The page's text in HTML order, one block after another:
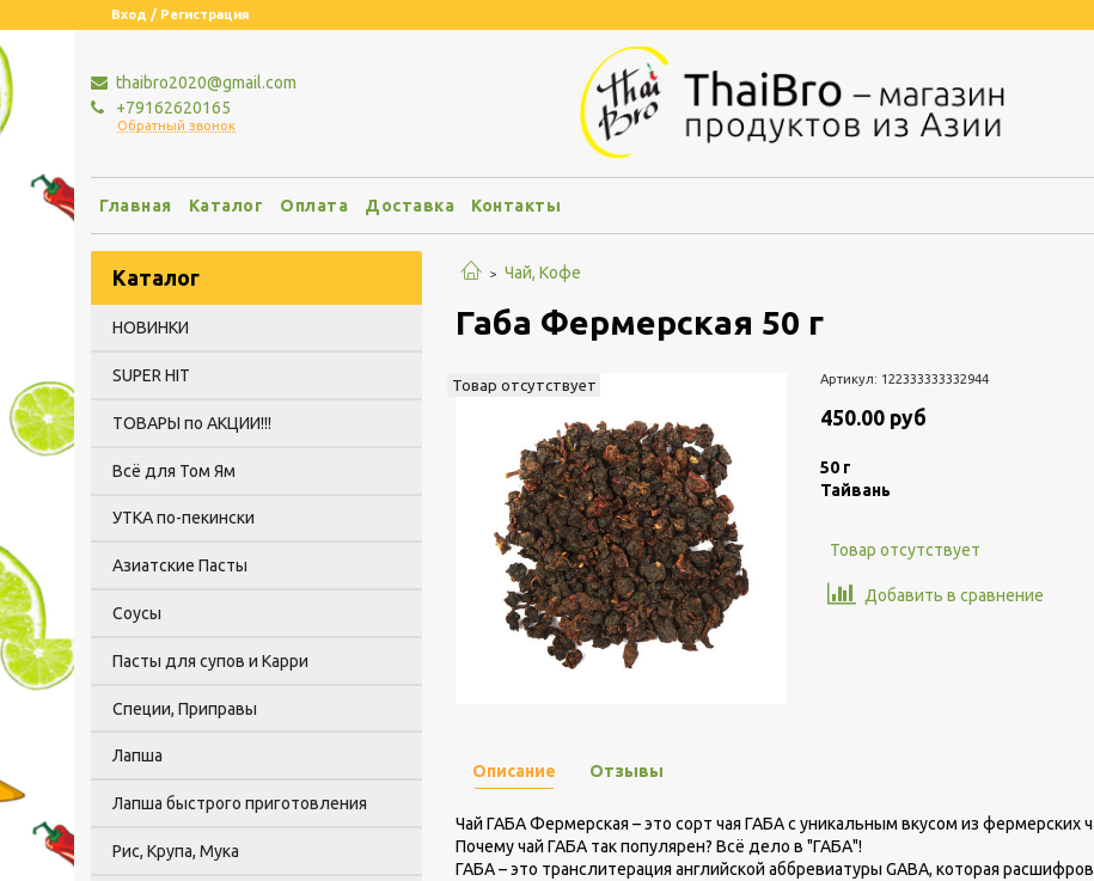
Вход / Регистрация
thaibro2020@gmail.com
+79162620165
Обратный звонок
Главная Каталог Оплата Доставка Контакты
Чай, Кофе
Габа Фермерская 50 г
Товар отсутствует Артикул: 122333333332944
450.00 руб
50 г
Тайвань
Товар отсутствует
Добавить в сравнение
Описание
Чай ГАБА Фермерская – это сорт чая ГАБА с уникальным вкусом из фермерских
Почему чай ГАБА так популярен? Всё дело в "ГАБА"!
ГАБА – это транслитерация английской аббревиатуры GABA, которая
Отзывы
Каталог
НОВИНКИ
SUPER HIT
ТОВАРЫ по АКЦИИ!!!
Всё для Том Ям
УТКА по-пекински
Азиатские Пасты
Соусы
Пасты для супов и Карри
Специи, Приправы
Лапша
Лапша быстрого приготовления
Рис, Крупа, Мука